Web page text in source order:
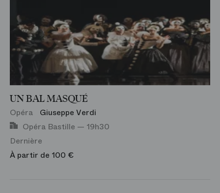
UN BAL MASQUÉ
Opéra
Giuseppe Verdi
Opéra Bastille — 19h30
Dernière
À partir de 100 €